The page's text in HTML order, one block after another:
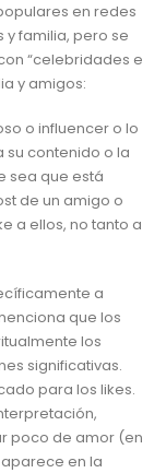
en redes
y familia, pero se
“celebridades e
y amigos:
o influencer o lo
su contenido o la
sea que está
de un amigo o
a ellos, no tanto a
a
que los
los
significativas.
para los likes.
poco de amor (en
en la